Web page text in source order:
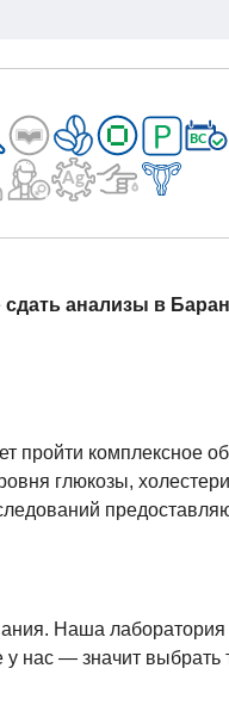
сдать анализы в
пройти комплексное
глюкозы,
Наша
— значит выбрать